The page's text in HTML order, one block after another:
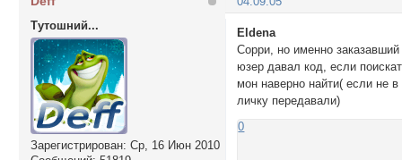
Тутошний...
Зарегистрирован: Ср, 16 Июн 2010
Eldena
Сорри, но именно заказавший
юзер давал код, если
мон наверно найти( если не в
личку передавали)
0